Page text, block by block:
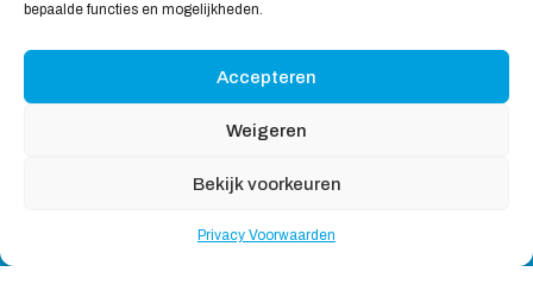
bepaalde functies en mogelijkheden.
Accepteren
Weigeren
Bekijk voorkeuren
Privacy Voorwaarden
Wij Accepteren:
Copyright © 2026Katoenendraagtassen
reserved